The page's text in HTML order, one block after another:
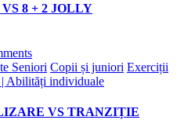
8 + 2 JOLLY
Seniori Copii și juniori Exerciții
| Abilități individuale
VS TRANZIȚIE